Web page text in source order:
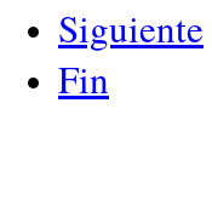
Siguiente
Fin